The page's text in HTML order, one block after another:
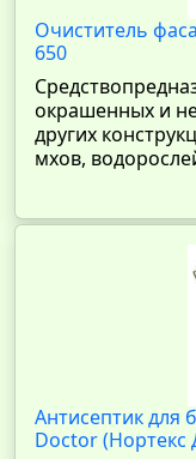
Очиститель
650
окрашенных и
других
мхов,
Антисептик для
Doctor (Нортекс